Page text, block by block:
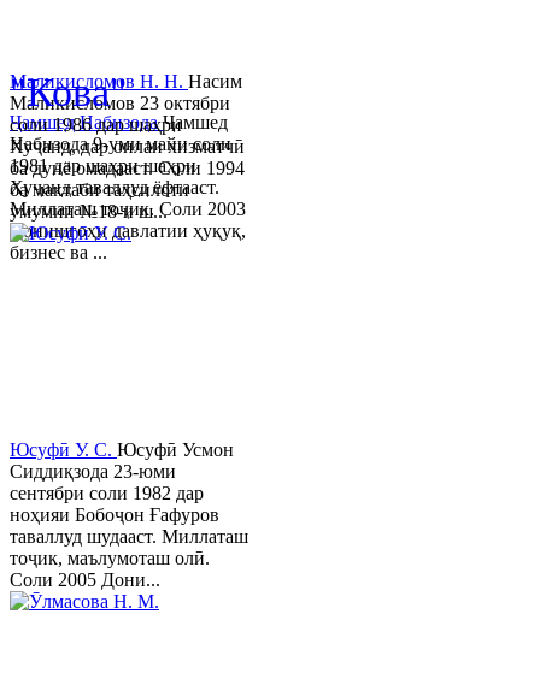
Ҷамшед НабизодаҶамшед
Набизода 9-уми майи соли
1981 дар шаҳри шаҳри
Хуҷанд таваллуд ёфтааст.
Миллаташ тоҷик. Соли 2003
Донишгоҳи давлатии ҳуқуқ,
бизнес ва ...
Маликисломов Н. Н. Насим
Маликисломов 23 октябри
соли 1986 дар шаҳри
Хуҷанд, дар оилаи хизматчӣ
ба дунё омадааст. Соли 1994
ба мактаби таҳсилоти
умумии №18-и ш...
Юсуфӣ У. C. Юсуфӣ Усмон
Сиддиқзода 23-юми
сентябри соли 1982 дар
ноҳияи Бобоҷон Ғафуров
таваллуд шудааст. Миллаташ
тоҷик, маълумоташ олӣ.
Соли 2005 Дони...
"Кова"